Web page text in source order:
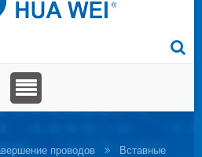
проводов
Вставные